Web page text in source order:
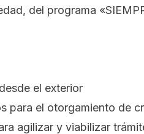
del programa
el exterior
para el otorgamiento de
agilizar y viabilizar